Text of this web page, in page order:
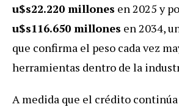
u$s22.220 millones en 2025 y
u$s116.650 millones en 2034,
que confirma el peso cada vez
herramientas dentro de la
A medida que el crédito